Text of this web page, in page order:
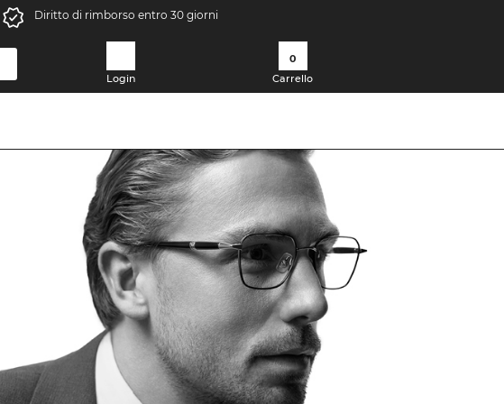
Diritto di rimborso entro 30 giorni
Login
0
Carrello